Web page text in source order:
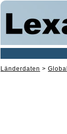
Länderdaten > Global